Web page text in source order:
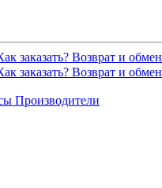
заказать? Возврат и обмен
заказать? Возврат и обмен
Производители